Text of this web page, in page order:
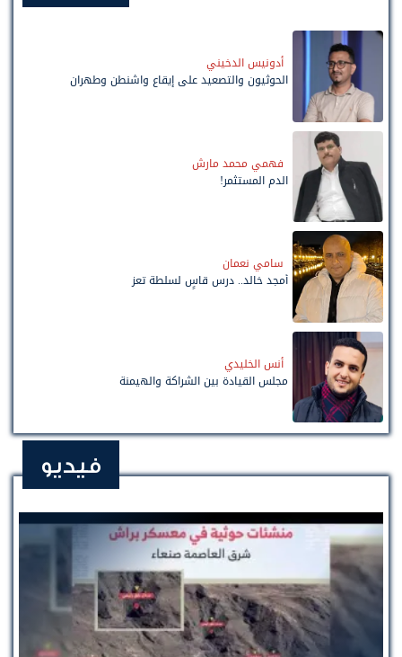
أدونيس الدخيني
الحوثيون والتصعيد على إيقاع واشنطن وطهران
فهمي محمد مارش
الدم المستثمر!
سامي نعمان
أمجد خالد.. درس قاسٍ لسلطة تعز
أنس الخليدي
مجلس القيادة بين الشراكة والهيمنة
فيديو